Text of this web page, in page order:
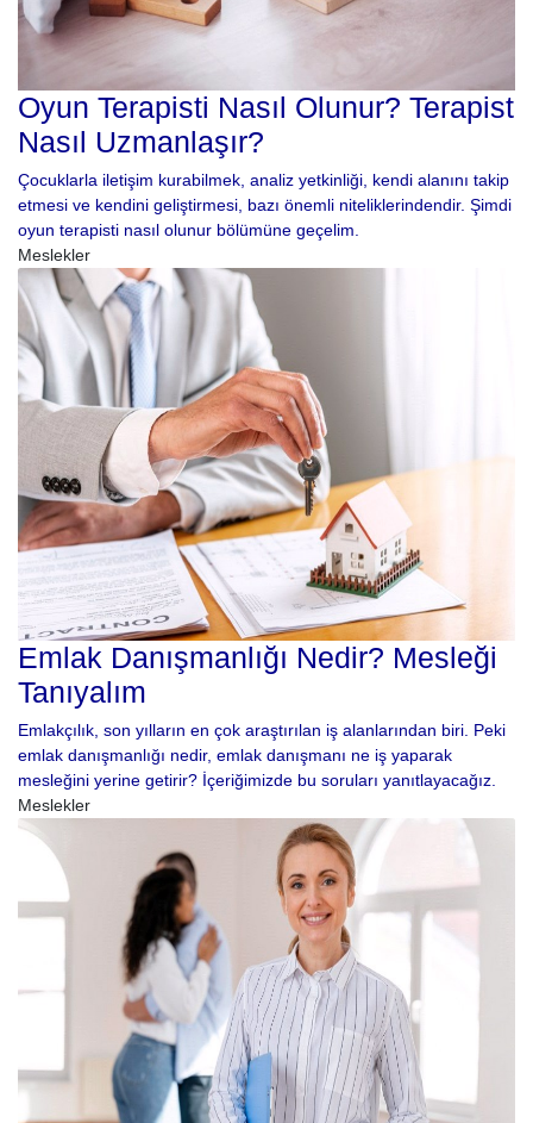
Oyun Terapisti Nasıl Olunur? Terapist
Nasıl Uzmanlaşır?
Çocuklarla iletişim kurabilmek, analiz yetkinliği, kendi alanını takip
etmesi ve kendini geliştirmesi, bazı önemli niteliklerindendir. Şimdi
oyun terapisti nasıl olunur bölümüne geçelim.
Meslekler
Emlak Danışmanlığı Nedir? Mesleği
Tanıyalım
Emlakçılık, son yılların en çok araştırılan iş alanlarından biri. Peki
emlak danışmanlığı nedir, emlak danışmanı ne iş yaparak
mesleğini yerine getirir? İçeriğimizde bu soruları yanıtlayacağız.
Meslekler